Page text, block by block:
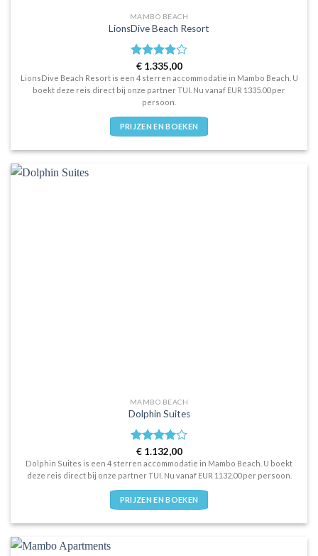
MAMBO BEACH
LionsDive Beach Resort
Waardering
4uit 5
€1.335,00
LionsDive Beach Resort is een 4 sterren accommodatie in Mambo Beach. U
boekt deze reis direct bij onze partner TUI. Nu vanaf EUR 1335.00 per
persoon.
PRIJZEN EN BOEKEN
MAMBO BEACH
Dolphin Suites
Waardering
4uit 5
€1.132,00
Dolphin Suites is een 4 sterren accommodatie in Mambo Beach. U boekt
deze reis direct bij onze partner TUI. Nu vanaf EUR 1132.00 per persoon.
PRIJZEN EN BOEKEN